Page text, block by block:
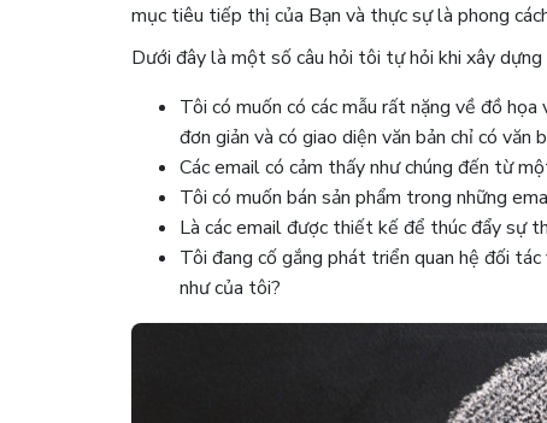
mục tiêu tiếp thị của Bạn và thực sự là phong
Dưới đây là một số câu hỏi tôi tự hỏi khi xây
Tôi có muốn có các mẫu rất nặng về đồ
đơn giản và có giao diện văn bản chỉ có văn
Các email có cảm thấy như chúng đến từ
Tôi có muốn bán sản phẩm trong những
Là các email được thiết kế để thúc đẩy sự
Tôi đang cố gắng phát triển quan hệ đối
như của tôi?